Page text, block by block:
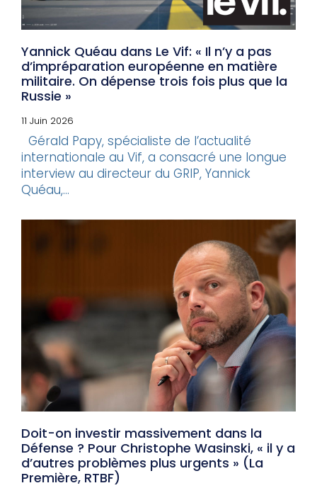
Yannick Quéau dans Le Vif: « Il n’y a pas
d’impréparation européenne en matière
militaire. On dépense trois fois plus que la
Russie »
11 Juin 2026
internationale au Vif, a consacré une longue
interview au directeur du GRIP, Yannick
Quéau,...
Doit-on investir massivement dans la
Défense ? Pour Christophe Wasinski, « il y a
d’autres problèmes plus urgents » (La
Première, RTBF)